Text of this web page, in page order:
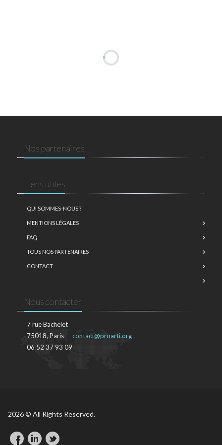
Nos partenaires
Liens utiles
QUI SOMMES-NOUS ?
MENTIONS LÉGALES
FAQ
TOUS NOS PARTENAIRES
CONTACT
Nous contacter
7 rue Bachelet
75018, Paris
06 52 37 93 09
contact@proarti.org
2026 © All Rights Reserved.